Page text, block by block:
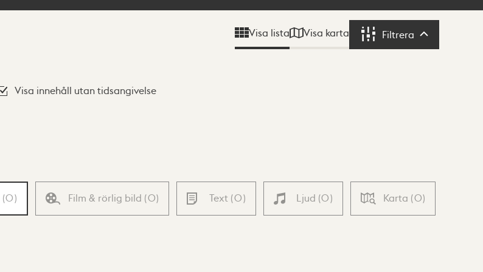
Visa lista Visa karta Filtrera Filtrera
Visa innehåll utan tidsangivelse
(0) Film & rörlig bild (0) Text (0) Ljud (0) Karta (0)